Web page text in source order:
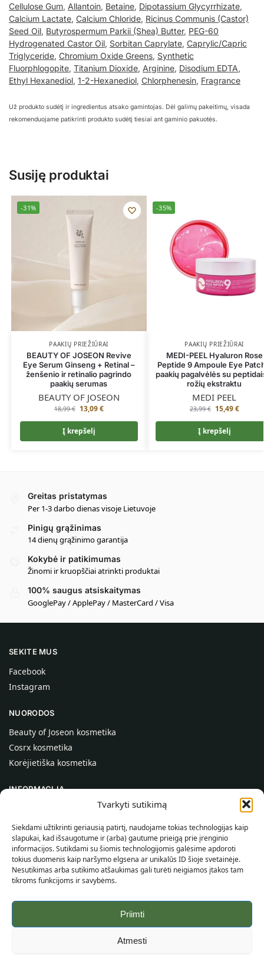
Tvarkyti sutikimą
Siekdami užtikrinti geriausią patirtį, naudojame tokias technologijas kaip
slapukai, kad išsaugotume ir (arba) gautume prieigą prie įrenginio
informacijos. Sutikdami su šiomis technologijomis galėsime apdoroti
tokius duomenis kaip naršymo elgsena ar unikalūs ID šioje svetainėje.
Nesutikimas arba sutikimo atšaukimas gali turėti neigiamos įtakos tam
tikroms funkcijoms ir savybėms.
Priimti
Atmesti
Cellulose Gum, Allantoin, Betaine, Dipotassium Glycyrrhizate,
Calcium Lactate, Calcium Chloride, Ricinus Communis (Castor)
Seed Oil, Butyrospermum Parkii (Shea) Butter, PEG-60
Hydrogenated Castor Oil, Sorbitan Caprylate, Caprylic/Capric
Triglyceride, Chromium Oxide Greens, Synthetic
Fluorphlogopite, Titanium Dioxide, Arginine, Disodium EDTA,
Ethyl Hexanediol, 1-2-Hexanediol, Chlorphenesin, Fragrance
Už produkto sudėtį ir ingredientus atsako gamintojas. Dėl galimų pakeitimų, visada
rekomenduojame patikrinti produkto sudėtį tiesiai ant gaminio pakuotės.
Susiję produktai
-31%
PAAKIŲ PRIEŽIŪRAI
BEAUTY OF JOSEON Revive
Eye Serum Ginseng + Retinal –
ženšenio ir retinalio pagrindo
paakių serumas
BEAUTY OF JOSEON
18,99€ 13,09€
Į krepšelį
-35%
PAAKIŲ PRIEŽIŪRAI
MEDI-PEEL Hyaluron Rose
Peptide 9 Ampoule Eye
paakių pagalvėlės su
rožių ekstraktu
MEDI PEEL
23,99€ 15,49€
Į krepšelį
Greitas pristatymas
Per 1-3 darbo dienas visoje Lietuvoje
Pinigų grąžinimas
14 dienų grąžinimo garantija
Kokybė ir patikimumas
Žinomi ir kruopščiai atrinkti produktai
100% saugus atsiskaitymas
GooglePay / ApplePay / MasterCard / Visa
SEKITE MUS
Facebook
Instagram
NUORODOS
Beauty of Joseon kosmetika
Cosrx kosmetika
Korėjietiška kosmetika
INFORMACIJA
Kontaktai
Pagalba
INFORMACIJA PIRKĖJUI
Pristatymo sąlygos
Taisyklės ir sąlygos
Svetainės žemėlapis